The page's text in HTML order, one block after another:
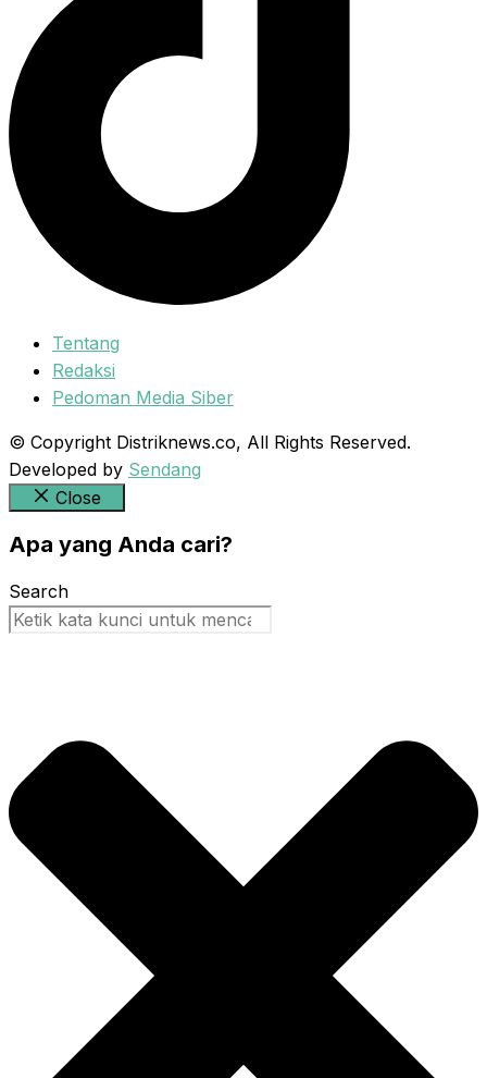
Tentang
Redaksi
Pedoman Media Siber
© Copyright Distriknews.co, All Rights Reserved.
Developed by Sendang
Close
Apa yang Anda cari?
Search